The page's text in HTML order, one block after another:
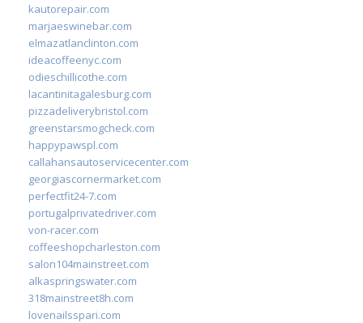
kautorepair.com
marjaeswinebar.com
elmazatlanclinton.com
ideacoffeenyc.com
odieschillicothe.com
lacantinitagalesburg.com
pizzadeliverybristol.com
greenstarsmogcheck.com
happypawspl.com
callahansautoservicecenter.com
georgiascornermarket.com
perfectfit24-7.com
portugalprivatedriver.com
von-racer.com
coffeeshopcharleston.com
salon104mainstreet.com
alkaspringswater.com
318mainstreet8h.com
lovenailsspari.com